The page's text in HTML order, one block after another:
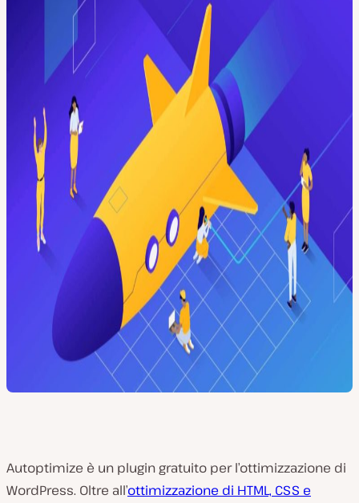
Autoptimize è un plugin gratuito per l’ottimizzazione di
WordPress. Oltre all’ottimizzazione di HTML, CSS e